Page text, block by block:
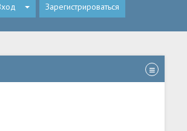
Зарегистрироваться